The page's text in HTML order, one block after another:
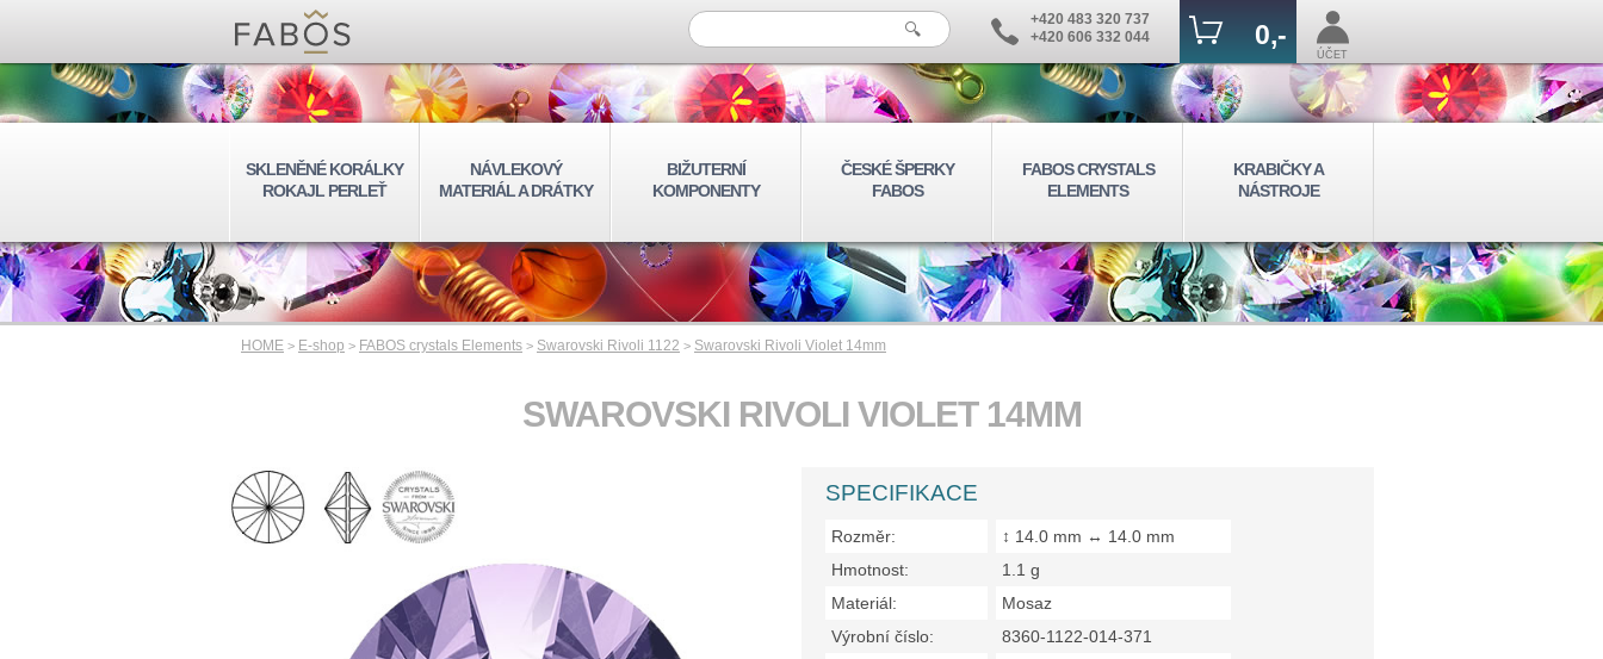
+420 483 320 737
+420 606 332 044
0,-
ÚČET
SKLENĚNÉ KORÁLKY
ROKAJL PERLEŤ
NÁVLEKOVÝ
MATERIÁL A DRÁTKY
BIŽUTERNÍ
KOMPONENTY
ČESKÉ ŠPERKY
FABOS
FABOS CRYSTALS
ELEMENTS
KRABIČKY A
NÁSTROJE
HOME > E-shop > FABOS crystals Elements > Swarovski Rivoli 1122 > Swarovski Rivoli Violet 14mm
SWAROVSKI RIVOLI VIOLET 14MM
SPECIFIKACE
Rozměr:
↕ 14.0 mm ↔ 14.0 mm
Hmotnost:
1.1 g
Materiál:
Mosaz
Výrobní číslo:
8360-1122-014-371